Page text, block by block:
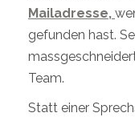
Mailadresse,
gefunden hast.
Team.
Statt einer